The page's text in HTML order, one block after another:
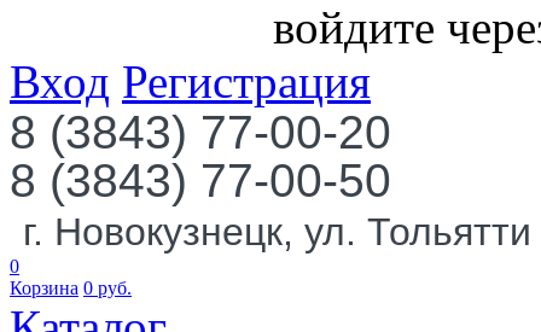
войдите
Вход Регистрация
8 (3843) 77-00-20
8 (3843) 77-00-50
г. Новокузнецк, ул.
0
Корзина 0 руб.